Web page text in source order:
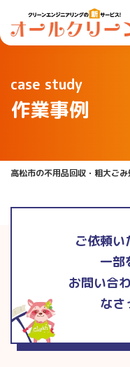
case study
作業事例
高松市の不用品回収・粗大ご
ご依頼い
一部
お問い合
なさ